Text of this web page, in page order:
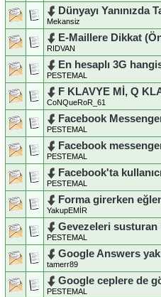
Dünyayı Yanınızda
Mekansiz
E-Maillere Dikkat
RIDVAN
En hesaplı 3G
PESTEMAL
F KLAVYE Mİ, Q
CoNQueRoR_61
Facebook
PESTEMAL
Facebook
PESTEMAL
Facebook'ta
PESTEMAL
Forma girerken
YakupEMİR
Gevezeleri susturan
PESTEMAL
Google Answers
tamerr89
Google ceplere de
PESTEMAL